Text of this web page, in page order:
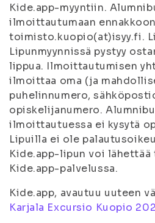
Kide.app-myyntiin.
ilmoittautumaan
toimisto.kuopio(at)isyy.fi.
Lipunmyynnissä pystyy
lippua. Ilmoittautumisen
ilmoittaa oma (ja
puhelinnumero,
opiskelijanumero.
ilmoittautuessa ei kysytä
Lipuilla ei ole
Kide.app-lipun voi
Kide.app-palvelussa.
Kide.app, avautuu uuteen
Karjala Excursio Kuopio